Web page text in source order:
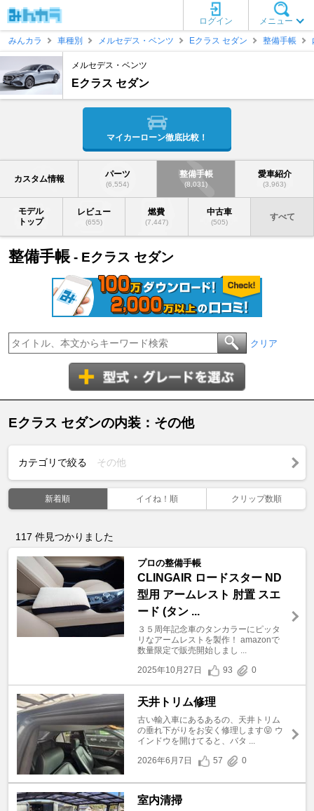
メニュー
ログイン
みんカラ
車種別 メルセデス・ベンツ Eクラス セダン 整備手帳
メルセデス・ベンツ
Eクラス セダン
マイカーローン徹底比較！
カスタム情報 パーツ
(6,554)
整備手帳
(8,031)
愛車紹介
(3,963)
モデル
トップ
レビュー
(655)
燃費
(7,447)
中古車
(505)
すべて
整備手帳 - Eクラス セダン
クリア
Eクラス セダンの内装：その他
カテゴリで絞る その他
新着順 イイね！順 クリップ数順
117 件見つかりました
プロの整備手帳
CLINGAIR ロードスター ND
型用 アームレスト 肘置 スエ
ード (タン ...
３５周年記念車のタンカラーにピッタ
リなアームレストを製作！ amazonで
数量限定で販売開始しまし ...
2025年10月27日
93 0
天井トリム修理
古い輸入車にあるあるの、天井トリム
の垂れ下がりをお安く修理します😝 ウ
インドウを開けてると、バタ ...
2026年6月7日
57 0
室内清掃